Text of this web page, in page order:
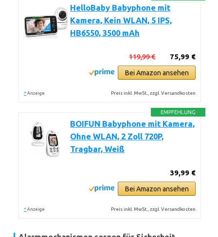
HelloBaby Babyphone mit
Kamera, Kein WLAN, 5 IPS,
HB6550, 3500 mAh
75,99 €
119,99 €
Bei Amazon ansehen
* Anzeige Preis inkl. MwSt., zzgl. Versandkosten
EMPFEHLUNG
BOIFUN Babyphone mit Kamera,
Ohne WLAN, 2 Zoll 720P,
Tragbar, Weiß
39,99 €
Bei Amazon ansehen
* Anzeige Preis inkl. MwSt., zzgl. Versandkosten